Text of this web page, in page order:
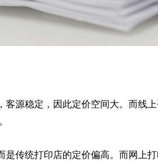
客源稳定，因此定价空间大。而线
传统打印店的定价偏高。而网上